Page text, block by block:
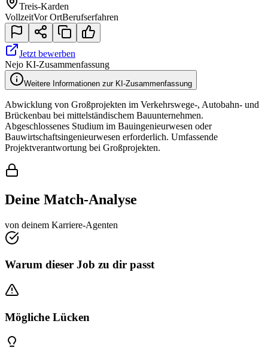
Treis-Karden
VollzeitVor OrtBerufserfahren
Jetzt bewerben
Nejo KI-Zusammenfassung
Weitere Informationen zur KI-Zusammenfassung
Abwicklung von Großprojekten im Verkehrswege-, Autobahn- und
Brückenbau bei mittelständischem Bauunternehmen.
Abgeschlossenes Studium im Bauingenieurwesen oder
Bauwirtschaftsingenieurwesen erforderlich. Umfassende
Projektverantwortung bei Großprojekten.
Deine Match-Analyse
von deinem Karriere-Agenten
Warum dieser Job zu dir passt
Mögliche Lücken